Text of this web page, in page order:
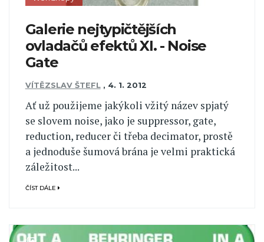
Galerie nejtypičtějších
ovladačů efektů XI. - Noise
Gate
VÍTĚZSLAV ŠTEFL , 4. 1. 2012
Ať už použijeme jakýkoli vžitý název spjatý
se slovem noise, jako je suppressor, gate,
reduction, reducer či třeba decimator, prostě
a jednoduše šumová brána je velmi praktická
záležitost...
ČÍST DÁLE